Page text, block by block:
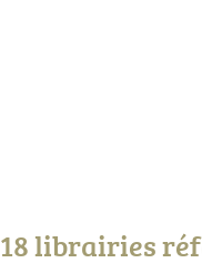
18 librairies